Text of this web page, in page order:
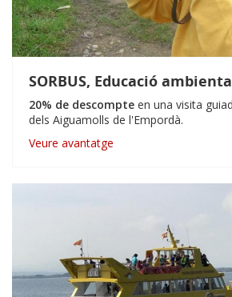
SORBUS, Educació
20% de descompte en una visita
dels Aiguamolls de l'Empordà.
Veure avantatge